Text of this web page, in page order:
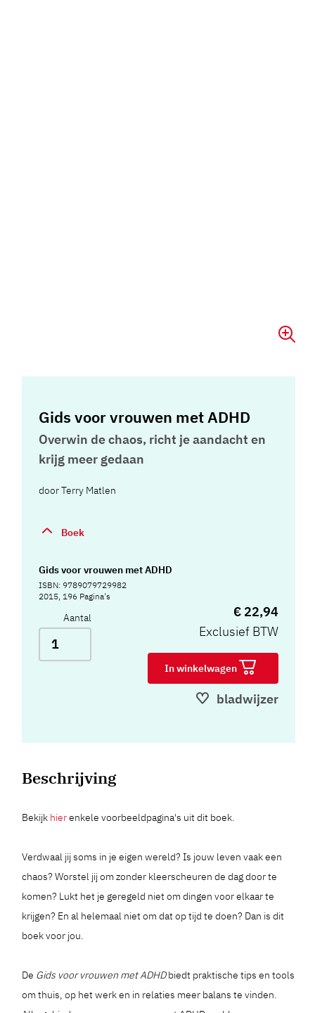
Gids voor vrouwen met ADHD
Overwin de chaos, richt je aandacht en
krijg meer gedaan
doorTerry Matlen
Boek
Gids voor vrouwen met ADHD
ISBN: 9789079729982
2015, 196 Pagina's
Aantal
€ 22,94
Exclusief BTW
In winkelwagen
bladwijzer
Beschrijving
Bekijk hierenkele voorbeeldpagina's uit dit boek.
Verdwaal jij soms in je eigen wereld? Is jouw leven vaak een
chaos? Worstel jij om zonder kleerscheuren de dag door te
komen? Lukt het je geregeld niet om dingen voor elkaar te
krijgen? En al helemaal niet om dat op tijd te doen? Dan is dit
boek voor jou.
De Gids voor vrouwen met ADHDbiedt praktische tips en tools
om thuis, op het werk en in relaties meer balans te vinden.